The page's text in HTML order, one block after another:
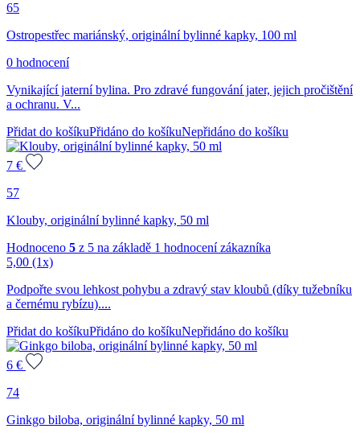
65
Ostropestřec mariánský, originální bylinné kapky, 100 ml
0 hodnocení
Vynikající jaterní bylina. Pro zdravé fungování jater, jejich pročištění
a ochranu. V...
Přidat do košíkuPřidáno do košíkuNepřidáno do košíku
7 €
57
Klouby, originální bylinné kapky, 50 ml
Hodnoceno 5 z 5 na základě 1 hodnocení zákazníka
5,00 (1x)
Podpořte svou lehkost pohybu a zdravý stav kloubů (díky tužebníku
a černému rybízu)....
Přidat do košíkuPřidáno do košíkuNepřidáno do košíku
6 €
74
Ginkgo biloba, originální bylinné kapky, 50 ml